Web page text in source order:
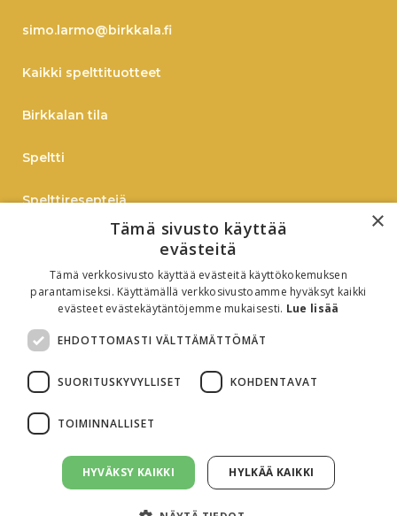
simo.larmo@birkkala.fi
Kaikki spelttituotteet
Birkkalan tila
Speltti
Spelttireseptejä
Verkkokauppaan
B2B
Oiva-raportti
×
Tämä sivusto käyttää
evästeitä
Tämä verkkosivusto käyttää evästeitä käyttökokemuksen
parantamiseksi. Käyttämällä verkkosivustoamme hyväksyt kaikki
evästeet evästekäytäntöjemme mukaisesti. Lue lisää
EHDOTTOMASTI VÄLTTÄMÄTTÖMÄT
SUORITUSKYVYLLISET KOHDENTAVAT
TOIMINNALLISET
HYVÄKSY KAIKKI HYLKÄÄ KAIKKI